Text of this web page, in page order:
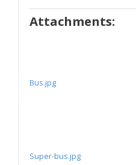
Attachments:
Bus.jpg
Super-bus.jpg